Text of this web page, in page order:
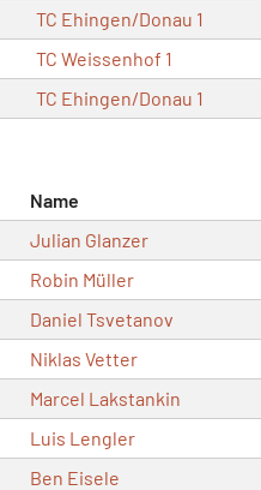
TC Ehingen/Donau 1
TC Weissenhof 1
TC Ehingen/Donau 1
Name
Julian Glanzer
Robin Müller
Daniel Tsvetanov
Niklas Vetter
Marcel Lakstankin
Luis Lengler
Ben Eisele